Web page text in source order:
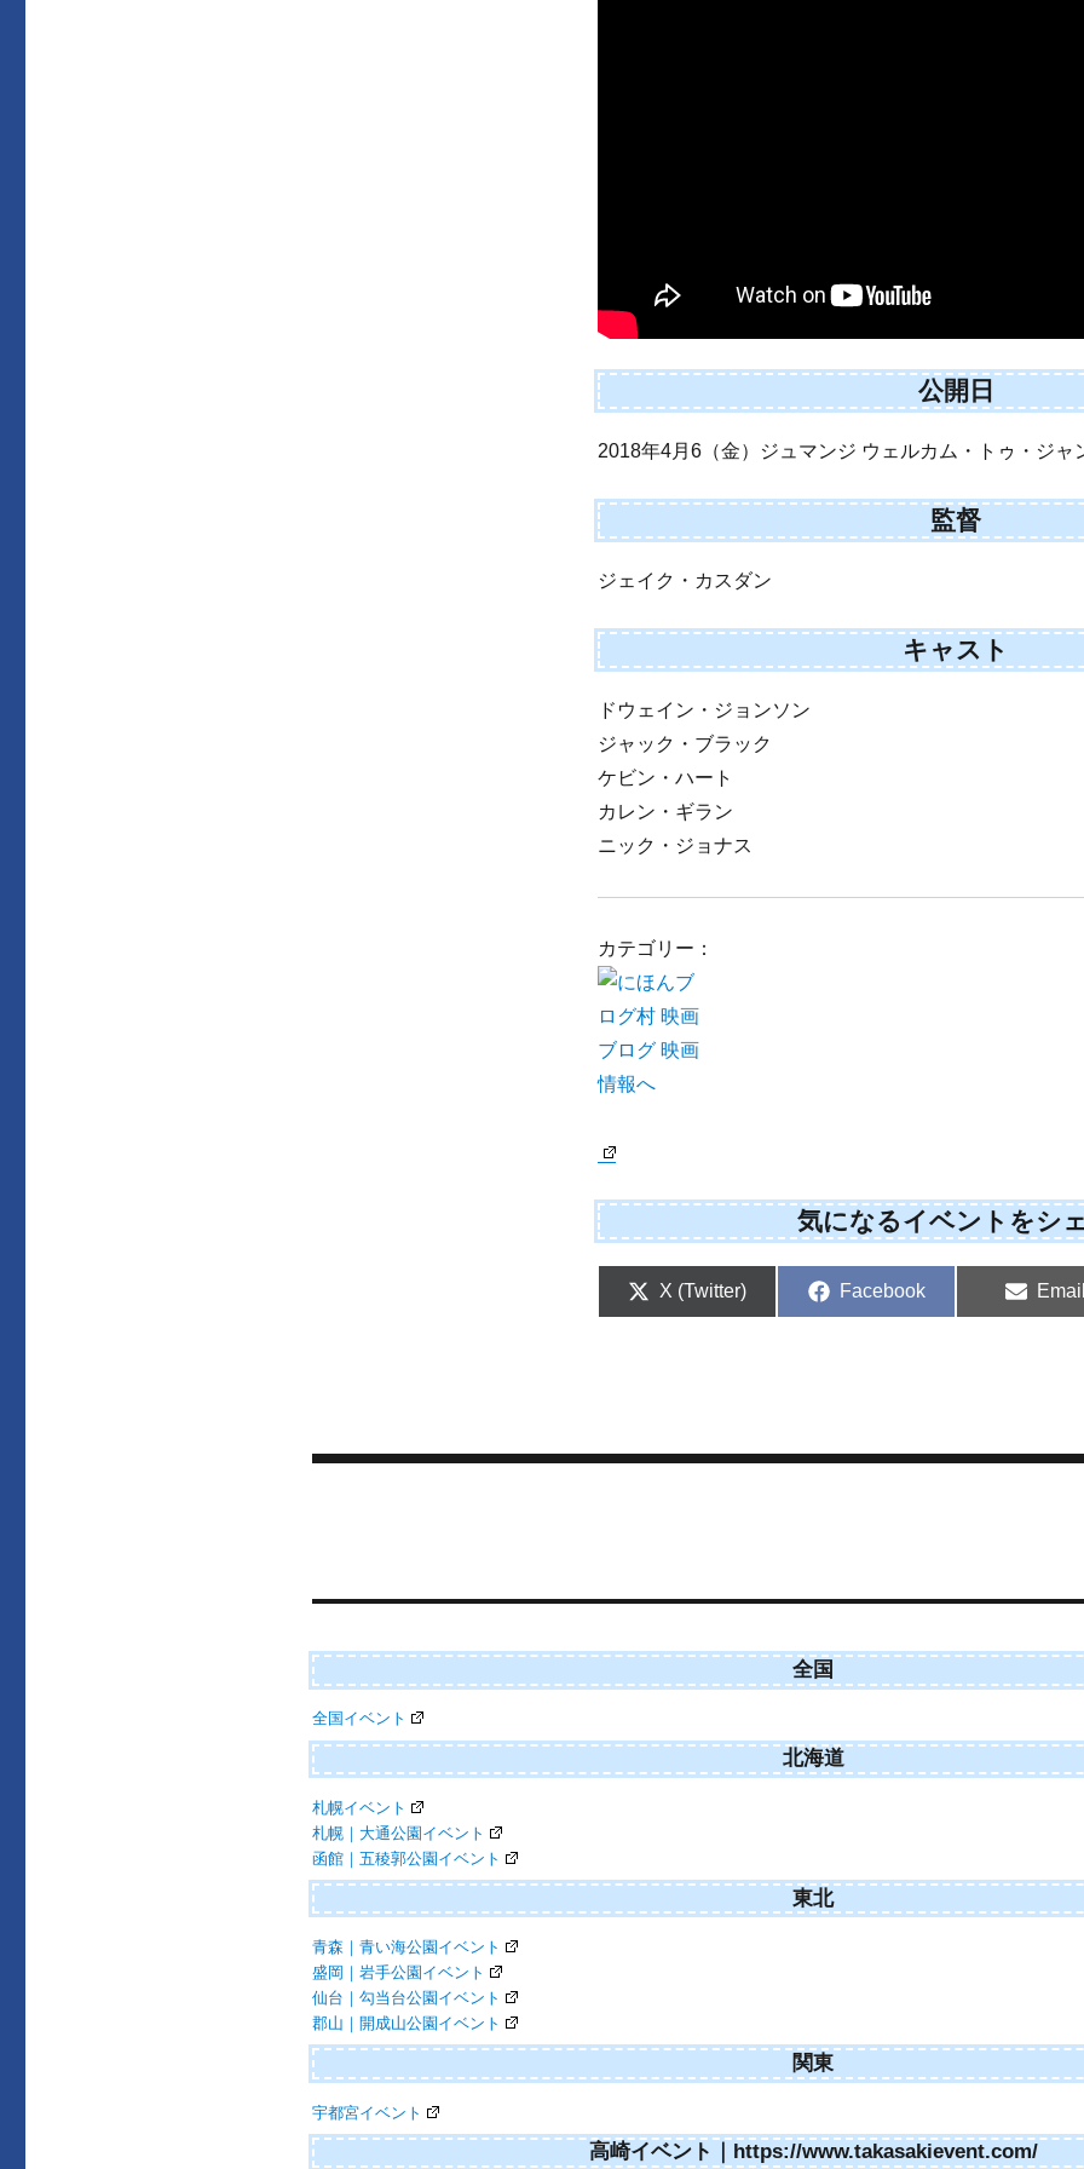
公開日
2018年4月6（金）ジュマンジ ウェルカム・トゥ・ジャ
監督
ジェイク・カスダン
キャスト
ドウェイン・ジョンソン
ジャック・ブラック
ケビン・ハート
カレン・ギラン
ニック・ジョナス
カテゴリー：
気になるイベントをシ
S
X (Twitter)
S
Facebook
S
ゲ
ー
シ
ョ
ン
全国
全国イベント
北海道
札幌イベント
札幌｜大通公園イベント
函館｜五稜郭公園イベント
東北
青森｜青い海公園イベント
盛岡｜岩手公園イベント
仙台｜勾当台公園イベント
郡山｜開成山公園イベント
関東
宇都宮イベント
高崎イベント｜https://www.takasakievent.com/